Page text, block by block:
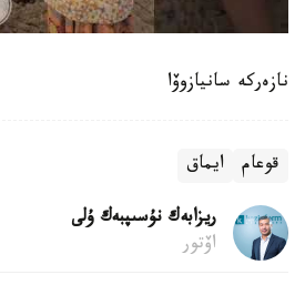
نازەركە سانيازوۆا
قوعام ايماق
ريزابەك نۇسىپبەك ۇلى
اۆتور